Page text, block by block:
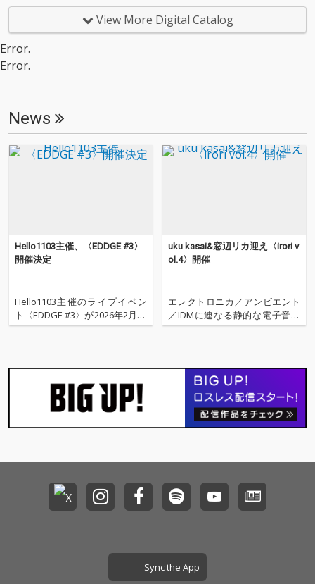
View More Digital Catalog
Error.
Error.
News
Hello1103主催、〈EDDGE #3〉
開催決定
Hello1103主催のライブイベン
ト〈EDDGE #3〉が2026年2月18
日(水)に開催される。 〈EDDG
イベント。第3回目となる今回
は、Hello1103、Taro Aiko、窓
uku kasai&窓辺リカ迎え〈irori v
ol.4〉開催
エレクトロニカ／アンビエント
／IDMに連なる静的な電子音楽
にフォーカスしたイベント〈iro
HEATERにて開催される。 ゲス
トとしてはuku kasai、窓辺リ
カの2人が出演。
Sync the App